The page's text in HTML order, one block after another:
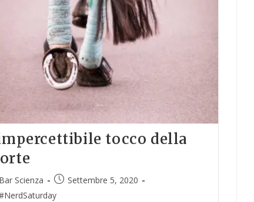
tocco della
Bar Scienza
Settembre 5, 2020